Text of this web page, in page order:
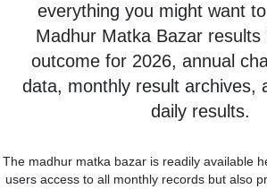
everything you might want
Madhur Matka Bazar results
outcome for 2026, annual
data, monthly result archives,
daily results.
The madhur matka bazar is readily available
users access to all monthly records but also